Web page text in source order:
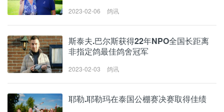
2023-02-06 鸽讯
斯泰夫.巴尔斯获得22年NPO全国长距离
非指定鸽最佳鸽舍冠军
2023-02-03 鸽讯
耶勒.耶勒玛在泰国公棚赛决赛取得佳绩